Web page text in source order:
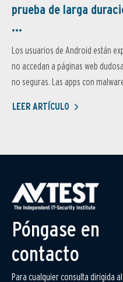
prueba de larga
...
Los usuarios de Android están
no accedan a páginas web
no seguras. Las apps con
LEER ARTÍCULO
Póngase en
contacto
Para cualquier consulta dirigida al